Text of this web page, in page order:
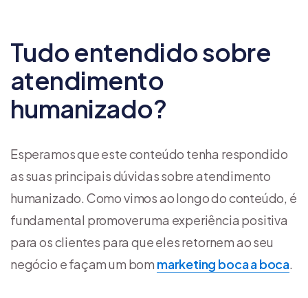
Tudo entendido sobre
atendimento
humanizado?
Esperamos que este conteúdo tenha respondido
as suas principais dúvidas sobre atendimento
humanizado. Como vimos ao longo do conteúdo, é
fundamental promover uma experiência positiva
para os clientes para que eles retornem ao seu
negócio e façam um bom marketing boca a boca.